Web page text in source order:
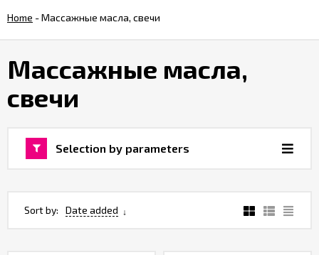
Home -Массажные масла, свечи
Массажные масла,
свечи
Selection by parameters
Sort by: Date added